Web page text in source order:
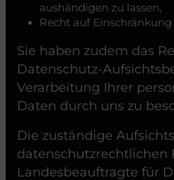
aushändigen zu lassen,
Recht auf
Sie haben zudem das
Datenschutz-
Verarbeitung Ihrer
Daten durch uns zu
Die zuständige
datenschutzrechtlichen
Landesbeauftragte für